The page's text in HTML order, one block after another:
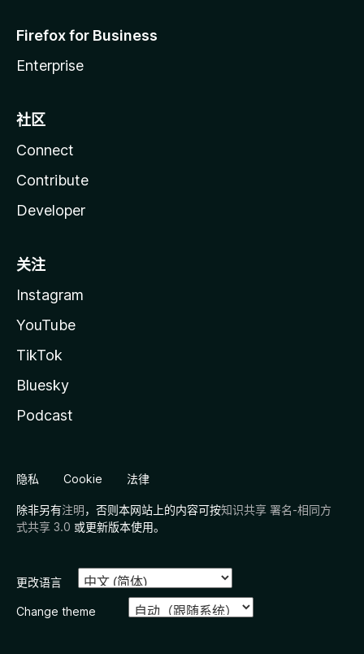
Firefox for Business
Enterprise
社区
Connect
Contribute
Developer
关注
Instagram
YouTube
TikTok
Bluesky
Podcast
隐私 Cookie 法律
除非另有注明，否则本网站上的内容可按知识共享 署名-相同方
式共享 3.0 或更新版本使用。
更改语言
Change theme